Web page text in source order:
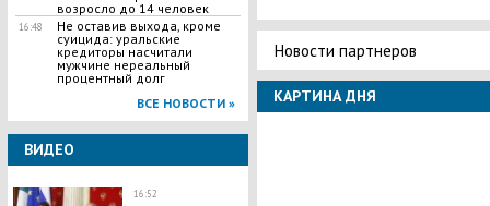
возросло до 14 человек
16:48
Не оставив выхода, кроме
суицида: уральские
кредиторы насчитали
мужчине нереальный
процентный долг
ВСЕ НОВОСТИ »
ВИДЕО
16:52
Новости партнеров
КАРТИНА ДНЯ